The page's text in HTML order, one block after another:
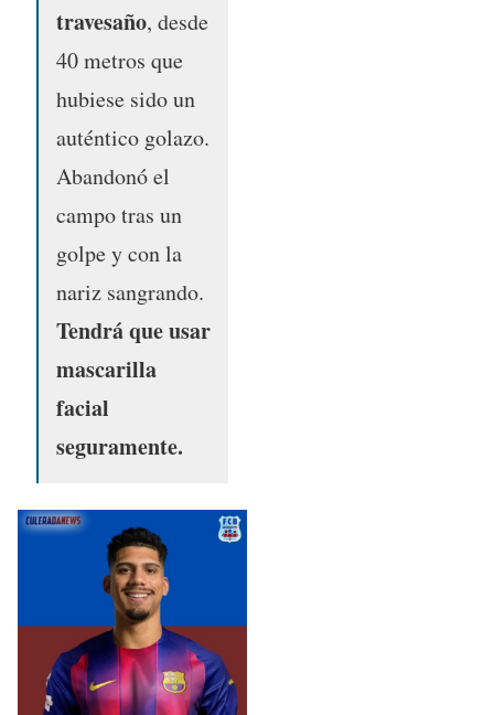
travesaño, desde
40 metros que
hubiese sido un
auténtico golazo.
Abandonó el
campo tras un
golpe y con la
nariz sangrando.
Tendrá que usar
mascarilla
facial
seguramente.